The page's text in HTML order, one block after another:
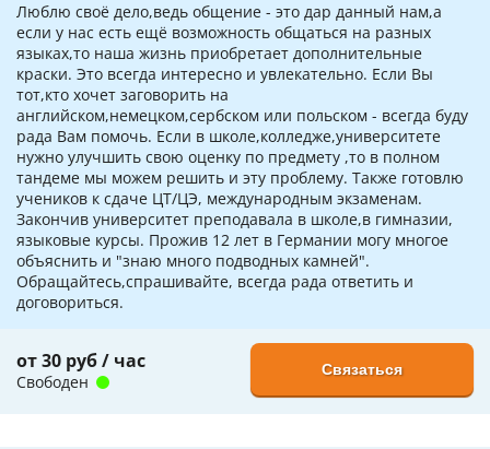
Люблю своё дело,ведь общение - это дар данный нам,а
если у нас есть ещё возможность общаться на разных
языках,то наша жизнь приобретает дополнительные
краски. Это всегда интересно и увлекательно. Если Вы
тот,кто хочет заговорить на
английском,немецком,сербском или польском - всегда буду
рада Вам помочь. Если в школе,колледже,университете
нужно улучшить свою оценку по предмету ,то в полном
тандеме мы можем решить и эту проблему. Также готовлю
учеников к сдаче ЦТ/ЦЭ, международным экзаменам.
Закончив университет преподавала в школе,в гимназии,
языковые курсы. Прожив 12 лет в Германии могу многое
объяснить и "знаю много подводных камней".
Обращайтесь,спрашивайте, всегда рада ответить и
договориться.
от 30 руб / час
Свободен
Связаться